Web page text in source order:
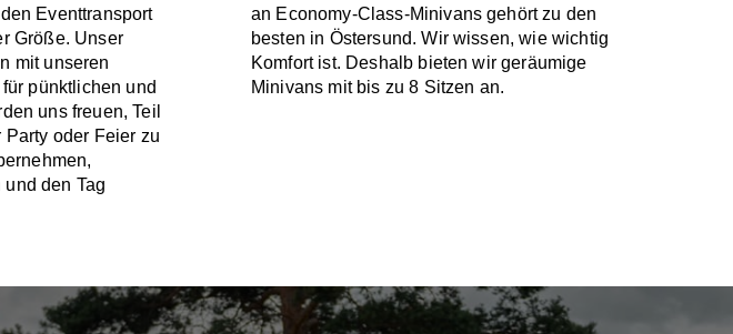
Eventtransport
Größe. Unser
mit unseren
pünktlichen und
uns freuen, Teil
Party oder Feier zu
den Tag
an Economy-Class-Minivans gehört zu den
besten in Östersund. Wir wissen, wie wichtig
Komfort ist. Deshalb bieten wir geräumige
Minivans mit bis zu 8 Sitzen an.